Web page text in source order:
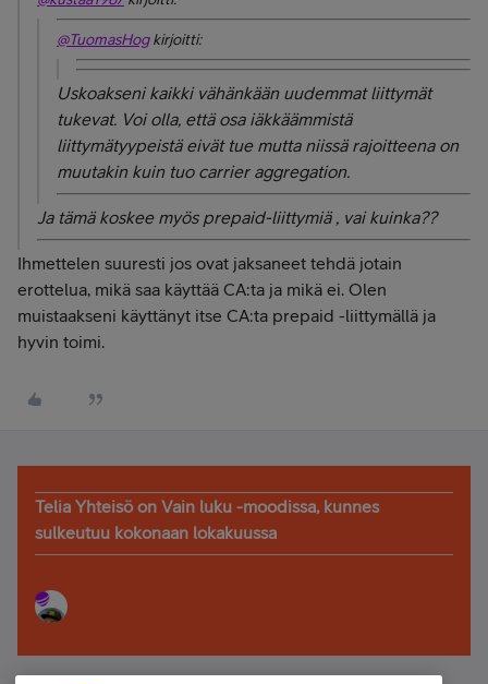
@TuomasHogkirjoitti:
Uskoakseni kaikki vähänkään uudemmat liittymät
tukevat. Voi olla, että osa iäkkäämmistä
liittymätyypeistä eivät tue mutta niissä rajoitteena on
muutakin kuin tuo carrier aggregation.
Ja tämä koskee myös prepaid-liittymiä , vai kuinka??
Ihmettelen suuresti jos ovat jaksaneet tehdä jotain
erottelua, mikä saa käyttää CA:ta ja mikä ei. Olen
muistaakseni käyttänyt itse CA:ta prepaid -liittymällä ja
hyvin toimi.
Telia Yhteisö on Vain luku -moodissa, kunnes
sulkeutuu kokonaan lokakuussa